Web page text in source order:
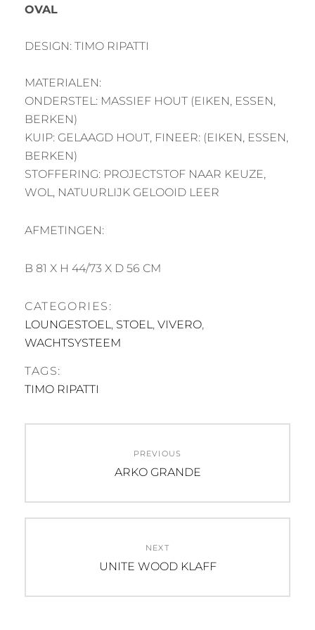
OVAL
DESIGN: TIMO RIPATTI
MATERIALEN:
ONDERSTEL: MASSIEF HOUT (EIKEN, ESSEN,
BERKEN)
KUIP: GELAAGD HOUT, FINEER: (EIKEN, ESSEN,
BERKEN)
STOFFERING: PROJECTSTOF NAAR KEUZE,
WOL, NATUURLIJK GELOOID LEER
AFMETINGEN:
B 81 X H 44/73 X D 56 CM
CATEGORIES:
LOUNGESTOEL, STOEL, VIVERO,
WACHTSYSTEEM
TAGS:
TIMO RIPATTI
navigation
PREVIOUS
Previous
ARKO GRANDE
NEXT
Next
UNITE WOOD KLAFF